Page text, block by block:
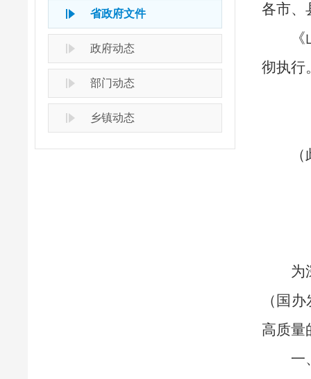
省政府文件
政府动态
部门动态
乡镇动态
各市、
彻执行
为
（国
高质量
一